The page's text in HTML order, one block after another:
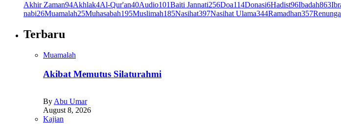
Akhir Zaman94Akhlak4Al-Qur'an40Audio101Baiti Jannati256Doa114Donasi6Hadist96Ibadah863
nabi26Muamalah25Muhasabah195Muslimah185Nasihat397Nasihat Ulama344Ramadhan357
Terbaru
Muamalah
Akibat Memutus Silaturahmi
ByAbu Umar
August 8, 2026
Kajian